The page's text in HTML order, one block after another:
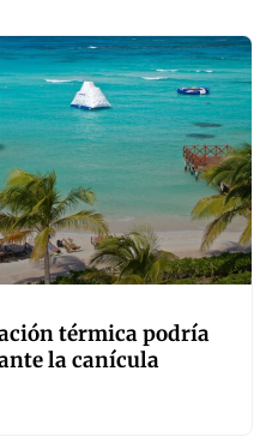
térmica podría
la canícula